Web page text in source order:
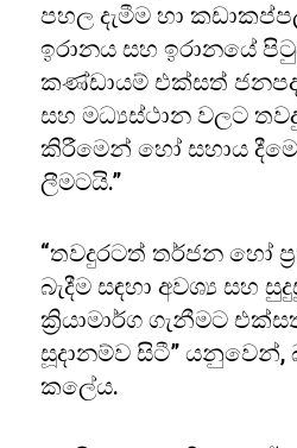
පහල දැමීම හා
ඉරානය සහ ඉරානයේ
කණ්ඩායම් එක්සත්
සහ මධ්‍යස්ථාන වලට
කිරීමෙන් හෝ සහාය
ලීමටයි.”
“තවදුරටත් තර්ජන හෝ
බැදීම සඳහා අවශ්‍ය සහ
ක්‍රියාමාර්ග ගැනීමට
සූදානම්ව සිටී”
කලේය.